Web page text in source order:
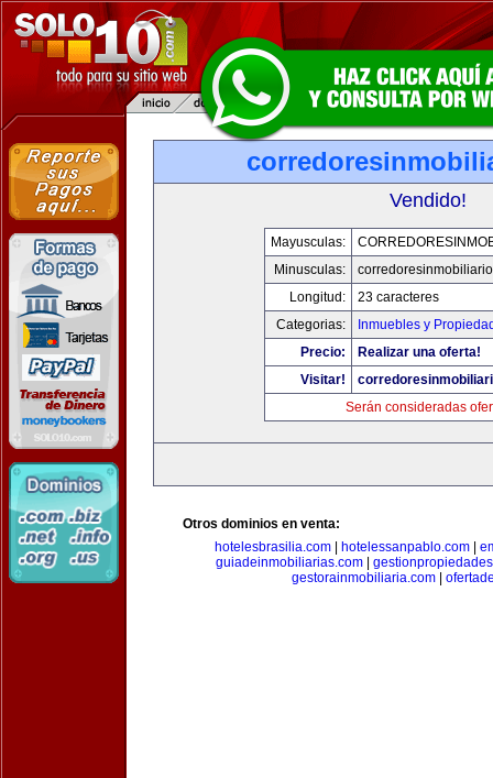
Vendido!
Mayusculas:
Minusculas:
Longitud:
23 caracteres
Categorias:
Inmuebles y
Precio:
Realizar una oferta!
Visitar!
Serán consideradas
Otros dominios en venta:
hotelesbrasilia.com| hotelessanpablo.com|
guiadeinmobiliarias.com|
gestorainmobiliaria.com|